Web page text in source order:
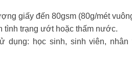
giấy đến 80gsm (80g/mét
tình trạng ướt hoặc thấm nước.
dụng: học sinh, sinh viên, nhân